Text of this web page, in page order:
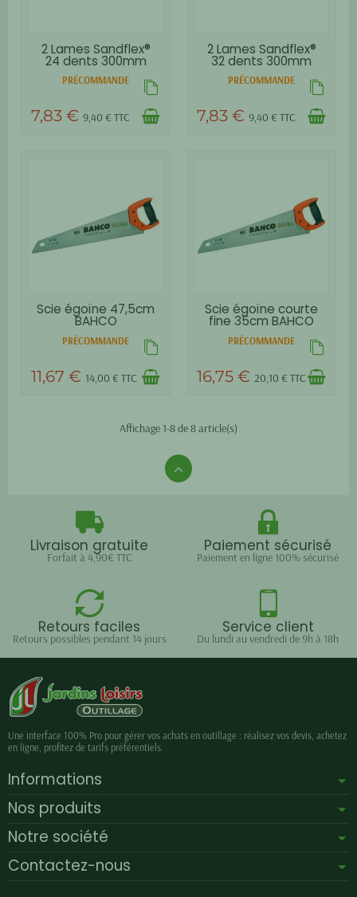
2 Lames Sandflex®
24 dents 300mm
BAHCO
PRÉCOMMANDE
7,83 € 9,40 € TTC
2 Lames Sandflex®
32 dents 300mm
BAHCO
PRÉCOMMANDE
7,83 € 9,40 € TTC
Scie égoïne 47,5cm
BAHCO
PRÉCOMMANDE
11,67 € 14,00 € TTC
Scie égoïne courte
fine 35cm BAHCO
PRÉCOMMANDE
16,75 € 20,10 € TTC
Affichage 1-8 de 8 article(s)
Livraison gratuite
Forfait à 4,90€ TTC
Paiement sécurisé
Paiement en ligne 100% sécurisé
Retours faciles
Retours possibles pendant 14 jours
Service client
Du lundi au vendredi de 9h à 18h
Une interface 100% Pro pour gérer vos achats en outillage : réalisez vos devis, achetez
en ligne, profitez de tarifs préférentiels.
Informations
Nos produits
Notre société
Contactez-nous